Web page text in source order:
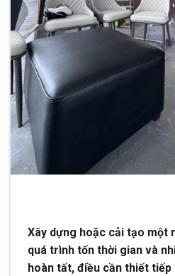
Xây dựng hoặc cải tạo một
quá trình tốn thời gian và
hoàn tất, điều cần thiết